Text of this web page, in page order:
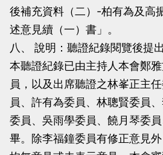
後補充資料（二）-柏有為及高
述意見續（一）書」。
八、 說明：聽證紀錄閱覽後提
本聽證紀錄已由主持人本會鄭
員，以及出席聽證之林峯正主
員、許有為委員、林聰賢委員
委員、吳雨學委員、饒月琴委
畢。除李福鐘委員有修正意見